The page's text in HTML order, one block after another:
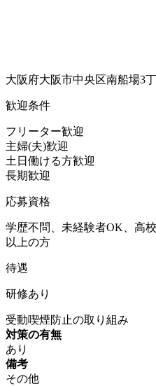
大阪府大阪市中央区南船場3
歓迎条件
フリーター歓迎
主婦(夫)歓迎
土日働ける方歓迎
長期歓迎
応募資格
学歴不問、未経験者OK、高
以上の方
待遇
研修あり
受動喫煙防止の取り組み
対策の有無
あり
備考
その他